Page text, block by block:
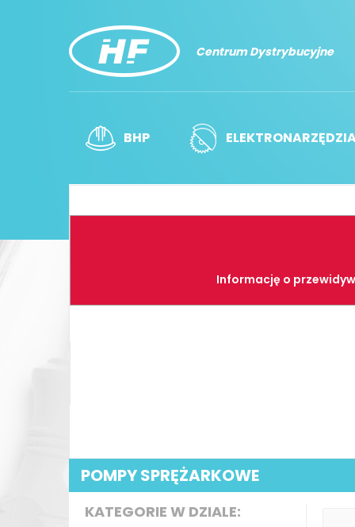
Centrum Dystrybucyjne
BHP
Informację o
POMPY SPRĘŻARKOWE
KATEGORIE W DZIALE: